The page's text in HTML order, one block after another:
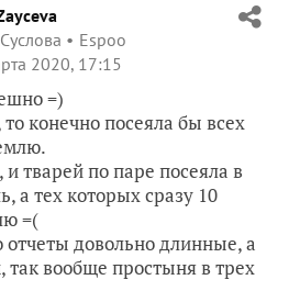
Espoo
2020, 17:15
=)
конечно посеяла бы всех
и тварей по паре посеяла в
а тех которых сразу 10
=(
отчеты довольно длинные, а
так вообще простыня в трех